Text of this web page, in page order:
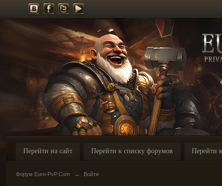
Перейти на сайт Перейти к списку форумов Перейти
Форум Euro-PvP.Com → Войти